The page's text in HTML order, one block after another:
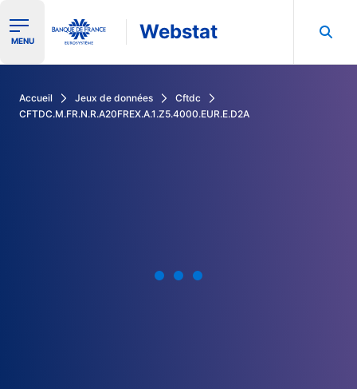
Ouvrir le menu de navigation
MENU Webstat
Accueil Jeux de données
Cftdc
CFTDC.M.FR.N.R.A20FREX.A.1.Z5.4000.EUR.E.D2A